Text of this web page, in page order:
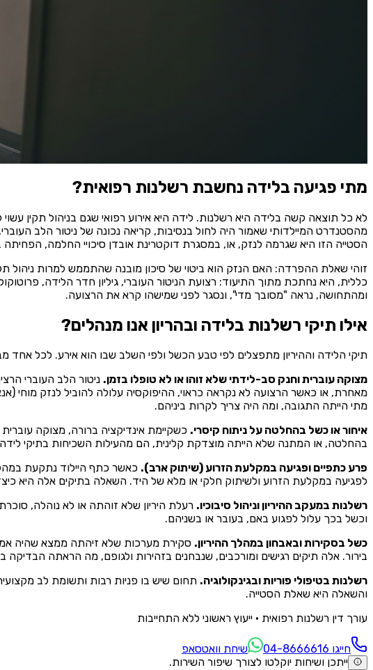
הלידה לא הלכה כמו שאמרו לכם שהיא תלך. משהו קרה, מצוקה עוברית שלא
אבחנה: שיתוק מוחין, פגיעה במקלעת הזרוע, נזק נוירולוגי, עיכוב התפתחותי.
כמעט תמיד נמצאת בגיליון הניטור של הלידה, לא בזיכרון של מי שהיה בחדר.
בבדיקות, סיבוך של ההיריון שלא נוהל לפי הסטנדרט המקצועי. תיקי פגיעה
מוקדמת גדול במיוחד. ההשלכות לרוב מלוות את הילד ואת המשפחה לכל החיים,
רפואית עשרות שנים; הדוקטרינות שעליהן נשענים תיקי לידה רבים, אובדן
מומחים רפואיים, מומחי מיילדות וגינקולוגיה, נאונטולוגים, נוירולוגים
מתי פגיעה בלידה נחשבת רשלנות רפואית?
לא כל תוצאה קשה בלידה היא רשלנות. לידה היא אירוע רפואי שגם בניהול תקין
מהסטנדרט המיילדותי שאמור היה לחול בנסיבות, קריאה נכונה של ניטור הלב
הסטייה הזו היא שגרמה לנזק, או, במסגרת דוקטרינת אובדן סיכויי החלמה, הפחיתה
זוהי שאלת ההפרדה: האם הנזק הוא ביטוי של סיכון מובנה שהתממש למרות
כללית, היא נחתכת מתוך התיעוד: רצועת הניטור העוברי, גיליון חדר הלידה,
ומהתחושה, נראה "מסובך מדי", ונסגר לפני שמישהו קרא את הרצועה.
אילו תיקי רשלנות בלידה ובהריון אנו מנהלים?
תיקי הלידה וההיריון מתפצלים לפי טבע הכשל ולפי השלב שבו הוא אירע. לכל אחד
מצוקה עוברית וחנק סב-לידתי שלא זוהו או לא טופלו בזמן. ניטור הלב העוברי
מאחרת, או כאשר הרצועה לא נקראה כראוי, ההיפוקסיה עלולה להוביל לנזק מוחי
מתי הייתה התגובה, ומה היה צריך לקרות ביניהם.
איחור או כשל בהחלטה על ניתוח קיסרי. כשקיימת אינדיקציה ברורה, מצוקה
בהחלטה, או המתנה שלא הייתה מוצדקת קלינית, הם מהעילות השכיחות בתיקי
פרע כתפיים ופגיעה במקלעת הזרוע (שיתוק ארב). כאשר כתף היילוד נתקעת
לפגיעה במקלעת הזרוע ולשיתוק חלקי או מלא של היד. השאלה בתיקים אלה היא
רשלנות במעקב ההיריון וניהול סיבוכיו. רעלת היריון שלא זוהתה או לא נוהלה,
וכשל בכך עלול לפגוע באם, בעובר או בשניהם.
כשל בסקירות ובאבחון במהלך ההיריון. סקירת מערכות שלא זיהתה ממצא שהיה
בירור. אלה תיקים רגישים ומורכבים, שנבחנים בזהירות ולגופם, מה הראתה
רשלנות בטיפולי פוריות ובגינקולוגיה. תחום שיש בו פניות רבות ותשומת לב
והשאלה היא שאלת הסטייה.
עורך דין רשלנות רפואית · ייעוץ ראשוני ללא התחייבות
חייגו ⁦04-8666616⁩
שיחת וואטסאפ
ייתכן ושיחות יוקלטו לצורך שיפור השירות.